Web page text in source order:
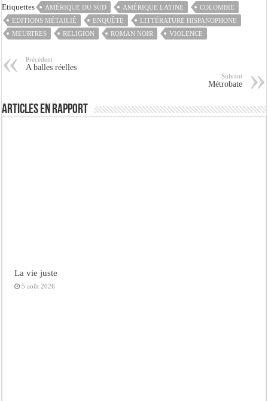
Etiquettes AMÉRIQUE DU SUD AMÉRIQUE LATINE
COLOMBIE
EDITIONS MÉTAILIÉ
ENQUÊTE
LITTÉRATURE HISPANOPHONE
MEURTRES
RELIGION ROMAN NOIR VIOLENCE
Précédent
A balles réelles
Suivant
Métrobate
Articles en rapport
La vie juste
5 août 2026